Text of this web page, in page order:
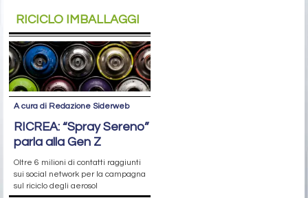
RICICLO IMBALLAGGI
A cura di Redazione Siderweb
RICREA: “Spray Sereno”
parla alla Gen Z
Oltre 6 milioni di contatti raggiunti
sui social network per la campagna
sul riciclo degli aerosol